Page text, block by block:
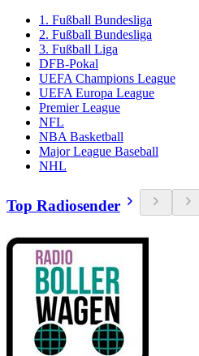
1. Fußball Bundesliga
2. Fußball Bundesliga
3. Fußball Liga
DFB-Pokal
UEFA Champions League
UEFA Europa League
Premier League
NFL
NBA Basketball
Major League Baseball
NHL
Top Radiosender